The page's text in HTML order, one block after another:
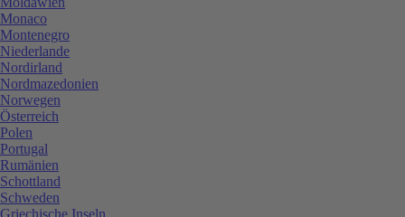
Monaco
Montenegro
Niederlande
Nordirland
Nordmazedonien
Norwegen
Österreich
Polen
Portugal
Rumänien
Schottland
Schweden
Griechische Inseln